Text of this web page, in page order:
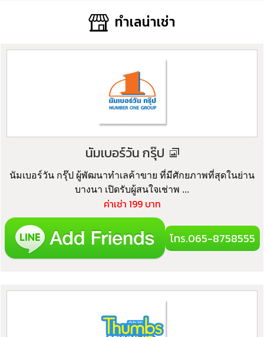
ทำเลน่าเช่า
นัมเบอร์วัน กรุ๊ป
นัมเบอร์วัน กรุ๊ป ผู้พัฒนาทำเลค้าขาย ที่มีศักยภาพที่สุดในย่าน
บางนา เปิดรับผู้สนใจเช่าพ ...
ค่าเช่า 199 บาท
โทร.065-8758555